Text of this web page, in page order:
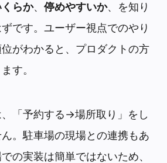
らか、停めやすいか、を知り
です。ユーザー視点でのやり
がわかると、プロダクトの方
す。
「予約する→場所取り」をし
。駐車場の現場との連携もあ
の実装は簡単ではないため、